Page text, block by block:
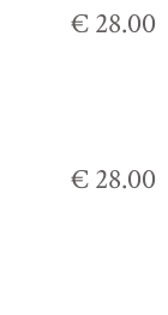
€ 28.00
€ 28.00